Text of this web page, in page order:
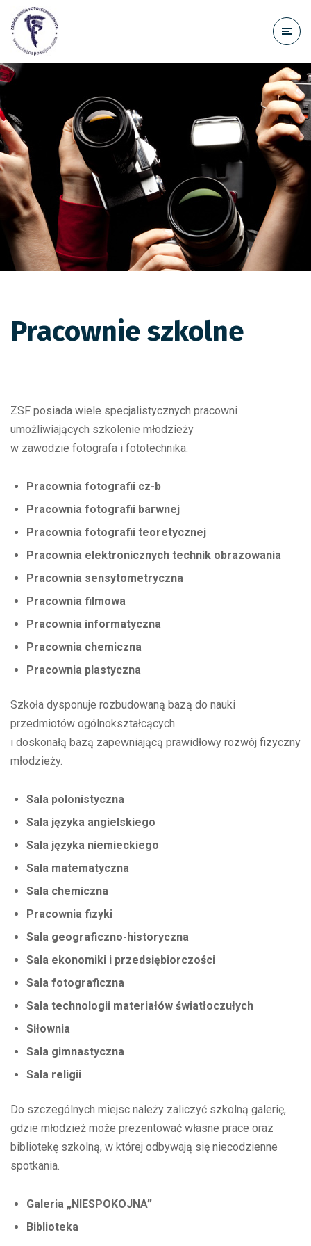
treści
Pracownie szkolne
ZSF posiada wiele specjalistycznych pracowni
umożliwiających szkolenie młodzieży
w zawodzie fotografa i fototechnika.
Pracownia fotografii cz-b
Pracownia fotografii barwnej
Pracownia fotografii teoretycznej
Pracownia elektronicznych technik obrazowania
Pracownia sensytometryczna
Pracownia filmowa
Pracownia informatyczna
Pracownia chemiczna
Pracownia plastyczna
Szkoła dysponuje rozbudowaną bazą do nauki
przedmiotów ogólnokształcących
i doskonałą bazą zapewniającą prawidłowy rozwój fizyczny
młodzieży.
Sala polonistyczna
Sala języka angielskiego
Sala języka niemieckiego
Sala matematyczna
Sala chemiczna
Pracownia fizyki
Sala geograficzno-historyczna
Sala ekonomiki i przedsiębiorczości
Sala fotograficzna
Sala technologii materiałów światłoczułych
Siłownia
Sala gimnastyczna
Sala religii
Do szczególnych miejsc należy zaliczyć szkolną galerię,
gdzie młodzież może prezentować własne prace oraz
bibliotekę szkolną, w której odbywają się niecodzienne
spotkania.
Galeria „NIESPOKOJNA”
Biblioteka